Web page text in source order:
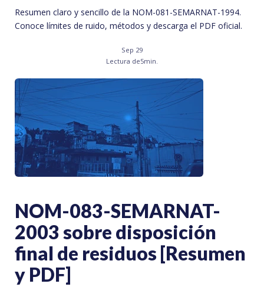
Resumen claro y sencillo de la NOM-081-SEMARNAT-1994.
Conoce límites de ruido, métodos y descarga el PDF oficial.
Sep 29
Lectura de5min.
NOM-083-SEMARNAT-
2003 sobre disposición
final de residuos [Resumen
y PDF]